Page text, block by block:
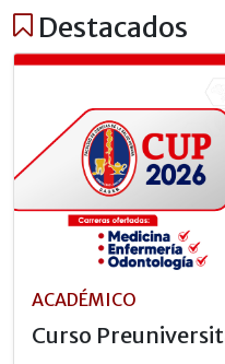
Destacados
ACADÉMICO
Curso